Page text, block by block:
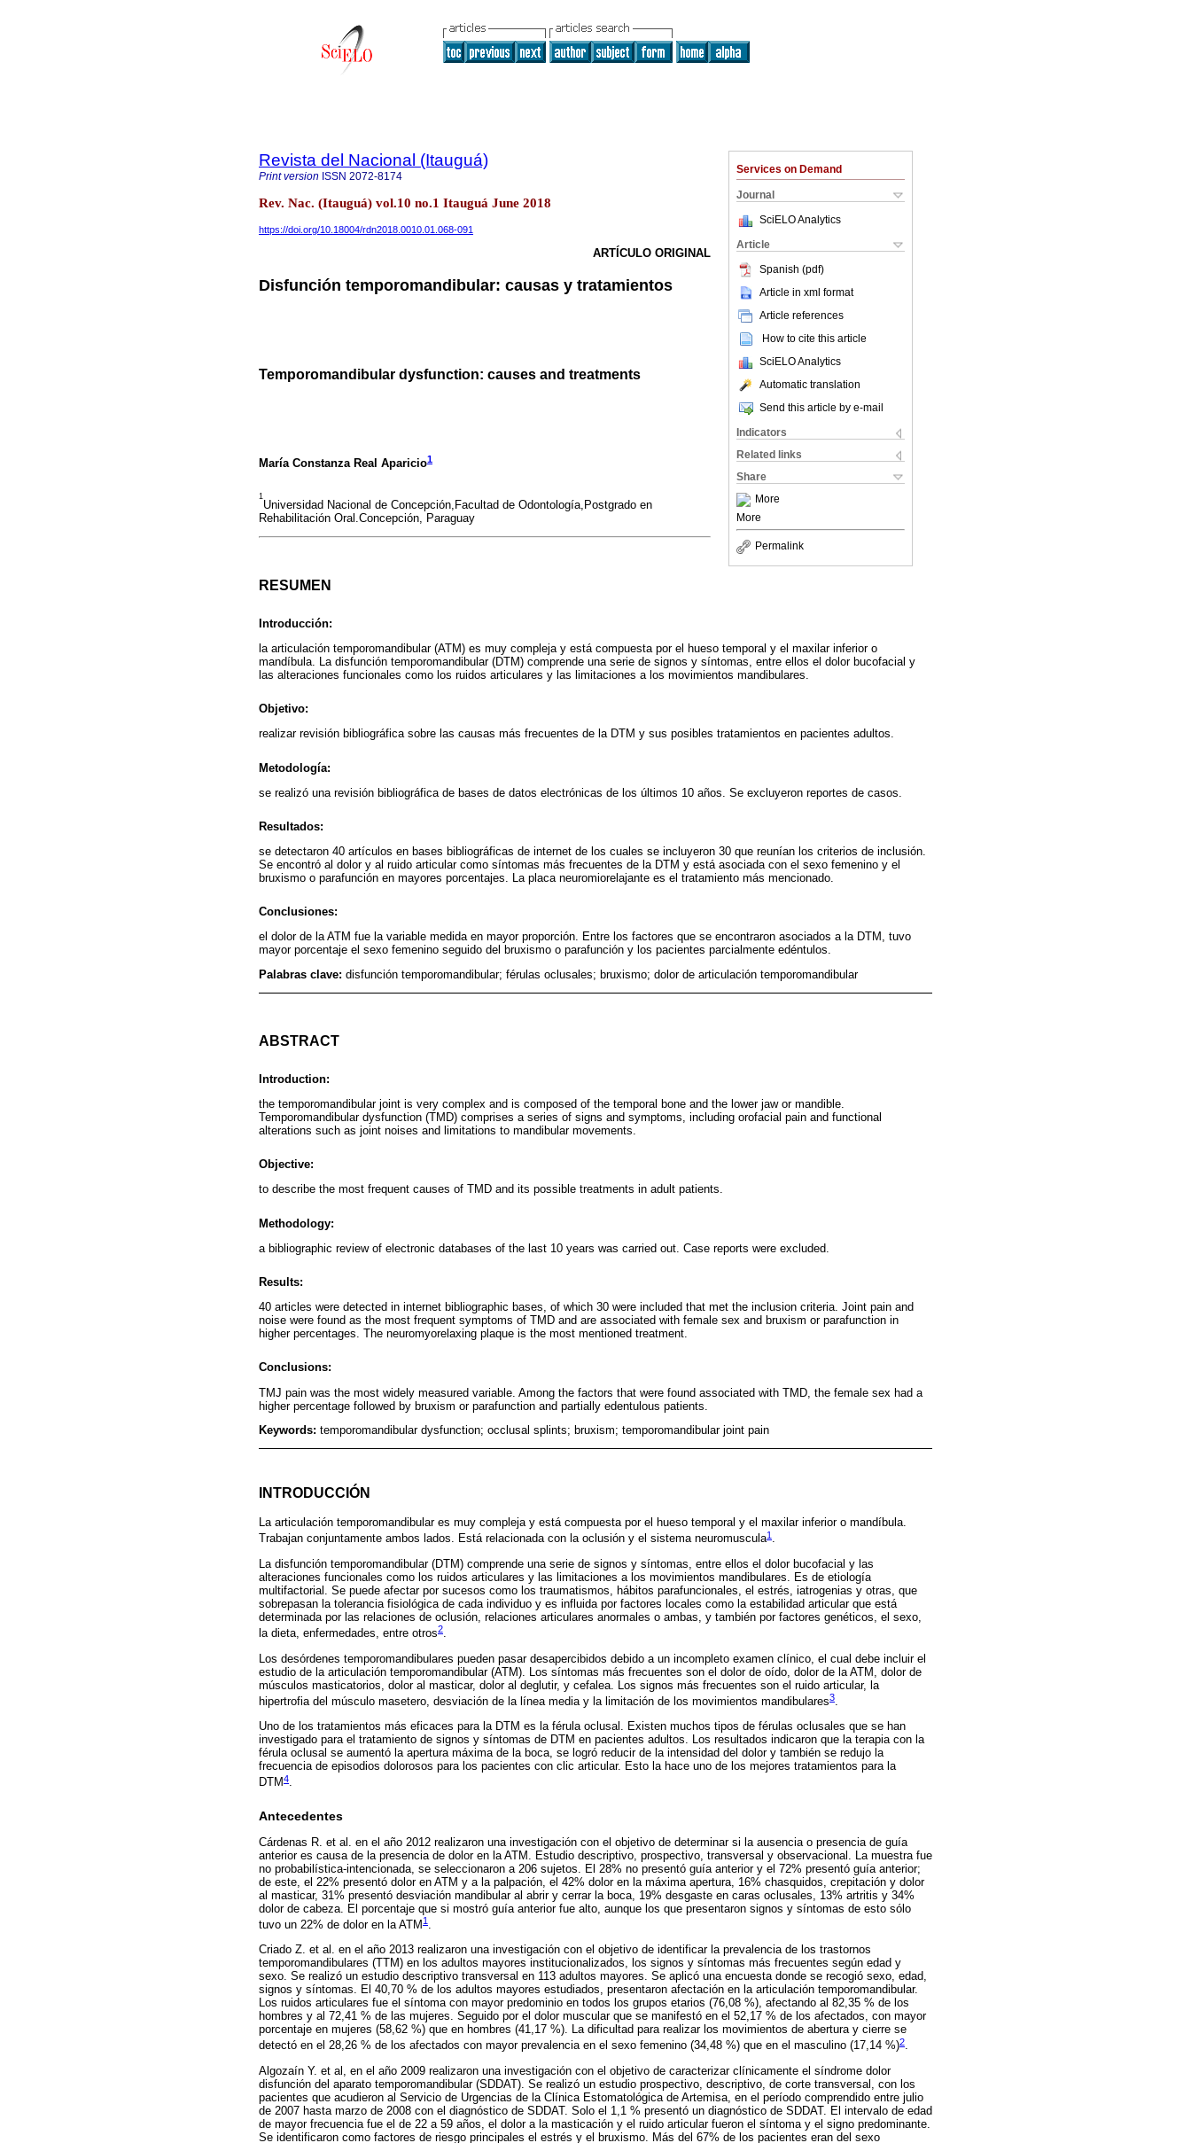
Services on Demand
Journal
SciELO Analytics
Article
Spanish (pdf)
Article in xml format
Article references
How to cite this article
SciELO Analytics
Automatic translation
Send this article by e-mail
Indicators
Related links
Share
More
More
Permalink
Revista del Nacional (Itauguá)
Print version ISSN 2072-8174
Rev. Nac. (Itauguá) vol.10 no.1 Itauguá June 2018
https://doi.org/10.18004/rdn2018.0010.01.068-091
ARTÍCULO ORIGINAL
Disfunción temporomandibular: causas y tratamientos
Temporomandibular dysfunction: causes and treatments
María Constanza Real Aparicio1
1
Universidad Nacional de Concepción,Facultad de Odontología,Postgrado en
Rehabilitación Oral.Concepción, Paraguay
RESUMEN
Introducción:
la articulación temporomandibular (ATM) es muy compleja y está compuesta por el hueso temporal y el maxilar inferior o
mandíbula. La disfunción temporomandibular (DTM) comprende una serie de signos y síntomas, entre ellos el dolor bucofacial y
las alteraciones funcionales como los ruidos articulares y las limitaciones a los movimientos mandibulares.
Objetivo:
realizar revisión bibliográfica sobre las causas más frecuentes de la DTM y sus posibles tratamientos en pacientes adultos.
Metodología:
se realizó una revisión bibliográfica de bases de datos electrónicas de los últimos 10 años. Se excluyeron reportes de casos.
Resultados:
se detectaron 40 artículos en bases bibliográficas de internet de los cuales se incluyeron 30 que reunían los criterios de inclusión.
Se encontró al dolor y al ruido articular como síntomas más frecuentes de la DTM y está asociada con el sexo femenino y el
bruxismo o parafunción en mayores porcentajes. La placa neuromiorelajante es el tratamiento más mencionado.
Conclusiones:
el dolor de la ATM fue la variable medida en mayor proporción. Entre los factores que se encontraron asociados a la DTM, tuvo
mayor porcentaje el sexo femenino seguido del bruxismo o parafunción y los pacientes parcialmente edéntulos.
Palabras clave: disfunción temporomandibular; férulas oclusales; bruxismo; dolor de articulación temporomandibular
ABSTRACT
Introduction:
the temporomandibular joint is very complex and is composed of the temporal bone and the lower jaw or mandible.
Temporomandibular dysfunction (TMD) comprises a series of signs and symptoms, including orofacial pain and functional
alterations such as joint noises and limitations to mandibular movements.
Objective:
to describe the most frequent causes of TMD and its possible treatments in adult patients.
Methodology:
a bibliographic review of electronic databases of the last 10 years was carried out. Case reports were excluded.
Results:
40 articles were detected in internet bibliographic bases, of which 30 were included that met the inclusion criteria. Joint pain and
noise were found as the most frequent symptoms of TMD and are associated with female sex and bruxism or parafunction in
higher percentages. The neuromyorelaxing plaque is the most mentioned treatment.
Conclusions:
TMJ pain was the most widely measured variable. Among the factors that were found associated with TMD, the female sex had a
higher percentage followed by bruxism or parafunction and partially edentulous patients.
Keywords: temporomandibular dysfunction; occlusal splints; bruxism; temporomandibular joint pain
INTRODUCCIÓN
La articulación temporomandibular es muy compleja y está compuesta por el hueso temporal y el maxilar inferior o mandíbula.
Trabajan conjuntamente ambos lados. Está relacionada con la oclusión y el sistema neuromuscula1 .
La disfunción temporomandibular (DTM) comprende una serie de signos y síntomas, entre ellos el dolor bucofacial y las
alteraciones funcionales como los ruidos articulares y las limitaciones a los movimientos mandibulares. Es de etiología
multifactorial. Se puede afectar por sucesos como los traumatismos, hábitos parafuncionales, el estrés, iatrogenias y otras, que
sobrepasan la tolerancia fisiológica de cada individuo y es influida por factores locales como la estabilidad articular que está
determinada por las relaciones de oclusión, relaciones articulares anormales o ambas, y también por factores genéticos, el sexo,
la dieta, enfermedades, entre otros2.
Los desórdenes temporomandibulares pueden pasar desapercibidos debido a un incompleto examen clínico, el cual debe incluir el
estudio de la articulación temporomandibular (ATM). Los síntomas más frecuentes son el dolor de oído, dolor de la ATM, dolor de
músculos masticatorios, dolor al masticar, dolor al deglutir, y cefalea. Los signos más frecuentes son el ruido articular, la
hipertrofia del músculo masetero, desviación de la línea media y la limitación de los movimientos mandibulares3
Uno de los tratamientos más eficaces para la DTM es la férula oclusal. Existen muchos tipos de férulas oclusales que se han
investigado para el tratamiento de signos y síntomas de DTM en pacientes adultos. Los resultados indicaron que la terapia con la
férula oclusal se aumentó la apertura máxima de la boca, se logró reducir de la intensidad del dolor y también se redujo la
frecuencia de episodios dolorosos para los pacientes con clic articular. Esto la hace uno de los mejores tratamientos para la
DTM4.
Antecedentes
Cárdenas R. et al. en el año 2012 realizaron una investigación con el objetivo de determinar si la ausencia o presencia de guía
anterior es causa de la presencia de dolor en la ATM. Estudio descriptivo, prospectivo, transversal y observacional. La muestra fue
no probabilística-intencionada, se seleccionaron a 206 sujetos. El 28% no presentó guía anterior y el 72% presentó guía anterior;
de este, el 22% presentó dolor en ATM y a la palpación, el 42% dolor en la máxima apertura, 16% chasquidos, crepitación y dolor
al masticar, 31% presentó desviación mandibular al abrir y cerrar la boca, 19% desgaste en caras oclusales, 13% artritis y 34%
dolor de cabeza. El porcentaje que si mostró guía anterior fue alto, aunque los que presentaron signos y síntomas de esto sólo
tuvo un 22% de dolor en la ATM 1 .
Criado Z. et al. en el año 2013 realizaron una investigación con el objetivo de identificar la prevalencia de los trastornos
temporomandibulares (TTM) en los adultos mayores institucionalizados, los signos y síntomas más frecuentes según edad y
sexo. Se realizó un estudio descriptivo transversal en 113 adultos mayores. Se aplicó una encuesta donde se recogió sexo, edad,
signos y síntomas. El 40,70 % de los adultos mayores estudiados, presentaron afectación en la articulación temporomandibular.
Los ruidos articulares fue el síntoma con mayor predominio en todos los grupos etarios (76,08 %), afectando al 82,35 % de los
hombres y al 72,41 % de las mujeres. Seguido por el dolor muscular que se manifestó en el 52,17 % de los afectados, con mayor
porcentaje en mujeres (58,62 %) que en hombres (41,17 %). La dificultad para realizar los movimientos de abertura y cierre se
detectó en el 28,26 % de los afectados con mayor prevalencia en el sexo femenino (34,48 %) que en el masculino (17,14 %)2.
Algozaín Y. et al, en el año 2009 realizaron una investigación con el objetivo de caracterizar clínicamente el síndrome dolor
disfunción del aparato temporomandibular (SDDAT). Se realizó un estudio prospectivo, descriptivo, de corte transversal, con los
pacientes que acudieron al Servicio de Urgencias de la Clínica Estomatológica de Artemisa, en el período comprendido entre julio
de 2007 hasta marzo de 2008 con el diagnóstico de SDDAT. Solo el 1,1 % presentó un diagnóstico de SDDAT. El intervalo de edad
de mayor frecuencia fue el de 22 a 59 años, el dolor a la masticación y el ruido articular fueron el síntoma y el signo predominante.
Se identificaron como factores de riesgo principales el estrés y el bruxismo. Más del 67% de los pacientes eran del sexo